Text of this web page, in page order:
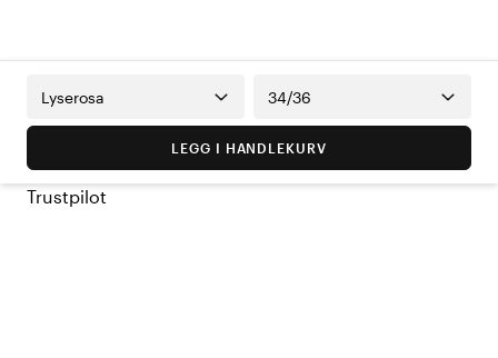
Lyserosa 34/36
LEGG I HANDLEKURV
Trustpilot